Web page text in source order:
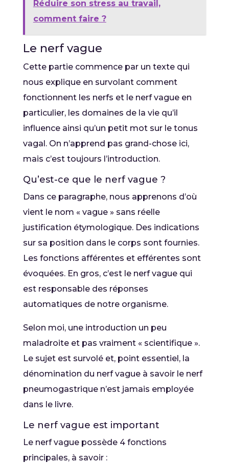
Réduire son stress au travail,
comment faire ?
Le nerf vague
Cette partie commence par un texte qui
nous explique en survolant comment
fonctionnent les nerfs et le nerf vague en
particulier, les domaines de la vie qu’il
influence ainsi qu’un petit mot sur le tonus
vagal. On n’apprend pas grand-chose ici,
mais c’est toujours l’introduction.
Qu’est-ce que le nerf vague ?
Dans ce paragraphe, nous apprenons d’où
vient le nom « vague » sans réelle
justification étymologique. Des indications
sur sa position dans le corps sont fournies.
Les fonctions afférentes et efférentes sont
évoquées. En gros, c’est le nerf vague qui
est responsable des réponses
automatiques de notre organisme.
Selon moi, une introduction un peu
maladroite et pas vraiment « scientifique ».
Le sujet est survolé et, point essentiel, la
dénomination du nerf vague à savoir le nerf
pneumogastrique n’est jamais employée
dans le livre.
Le nerf vague est important
Le nerf vague possède 4 fonctions
principales, à savoir :